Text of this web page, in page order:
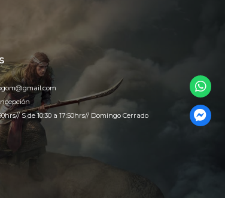
S de 10:30 a 17:50hrs// Domingo Cerrado